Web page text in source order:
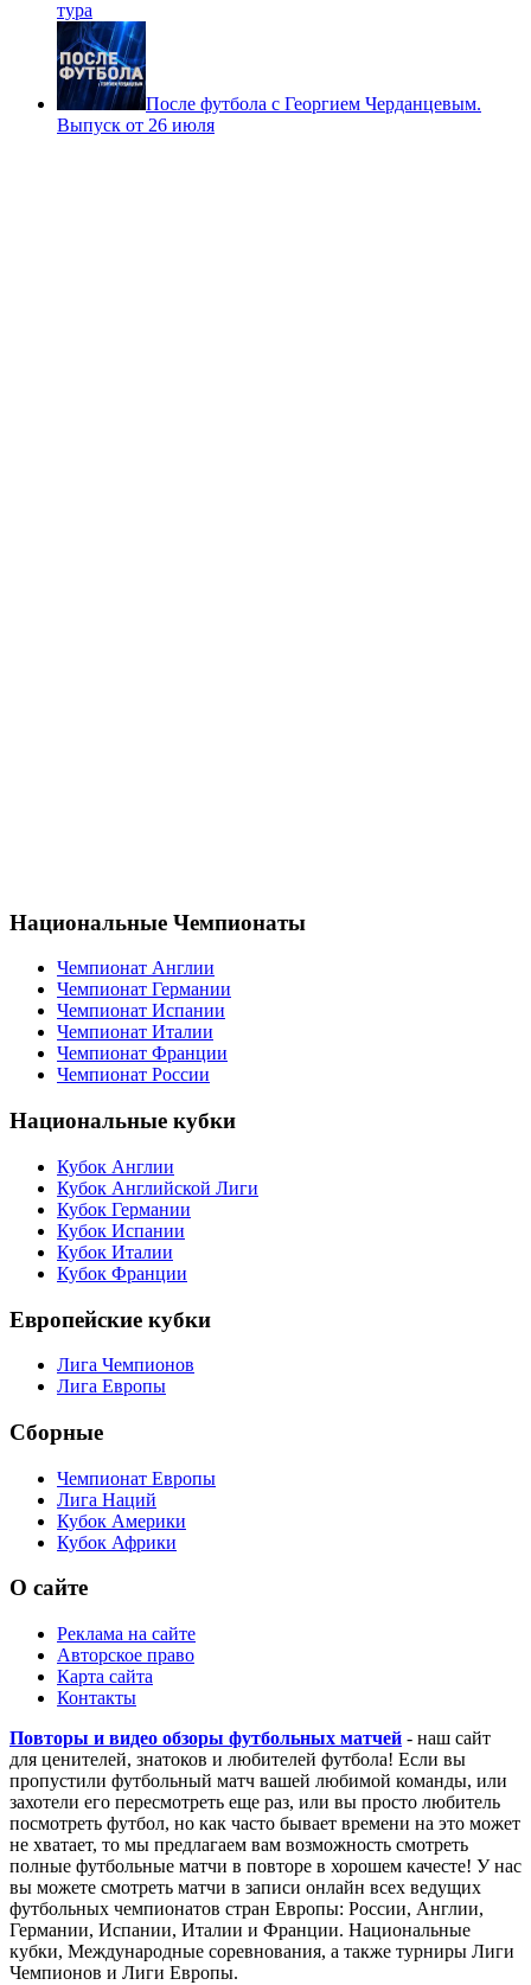
тура
После футбола с Георгием Черданцевым.
Выпуск от 26 июля
Национальные Чемпионаты
Чемпионат Англии
Чемпионат Германии
Чемпионат Испании
Чемпионат Италии
Чемпионат Франции
Чемпионат России
Национальные кубки
Кубок Англии
Кубок Английской Лиги
Кубок Германии
Кубок Испании
Кубок Италии
Кубок Франции
Европейские кубки
Лига Чемпионов
Лига Европы
Сборные
Чемпионат Европы
Лига Наций
Кубок Америки
Кубок Африки
О сайте
Реклама на сайте
Авторское право
Карта сайта
Контакты
Повторы и видео обзоры футбольных матчей - наш сайт
для ценителей, знатоков и любителей футбола! Если вы
пропустили футбольный матч вашей любимой команды, или
захотели его пересмотреть еще раз, или вы просто любитель
посмотреть футбол, но как часто бывает времени на это может
не хватает, то мы предлагаем вам возможность смотреть
полные футбольные матчи в повторе в хорошем качесте! У нас
вы можете смотреть матчи в записи онлайн всех ведущих
футбольных чемпионатов стран Европы: России, Англии,
Германии, Испании, Италии и Франции. Национальные
кубки, Международные соревнования, а также турниры Лиги
Чемпионов и Лиги Европы.